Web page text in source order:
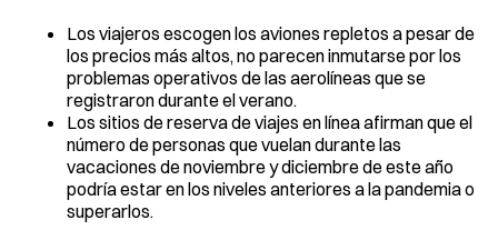
Los viajeros escogen los aviones repletos a pesar de
los precios más altos, no parecen inmutarse por los
problemas operativos de las aerolíneas que se
registraron durante el verano.
Los sitios de reserva de viajes en línea afirman que el
número de personas que vuelan durante las
vacaciones de noviembre y diciembre de este año
podría estar en los niveles anteriores a la pandemia o
superarlos.